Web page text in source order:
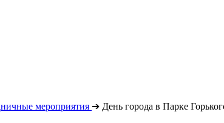
мероприятия ➔ День города в Парке